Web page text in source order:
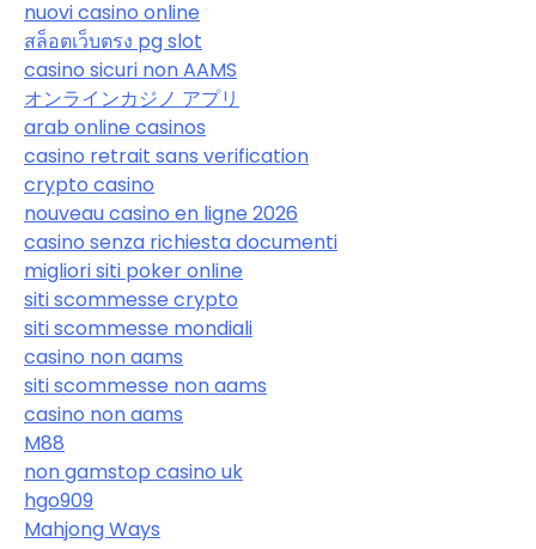
nuovi casino online
สล็อตเว็บตรง pg slot
casino sicuri non AAMS
オンラインカジノ アプリ
arab online casinos
casino retrait sans verification
crypto casino
nouveau casino en ligne 2026
casino senza richiesta documenti
migliori siti poker online
siti scommesse crypto
siti scommesse mondiali
casino non aams
siti scommesse non aams
casino non aams
M88
non gamstop casino uk
hgo909
Mahjong Ways